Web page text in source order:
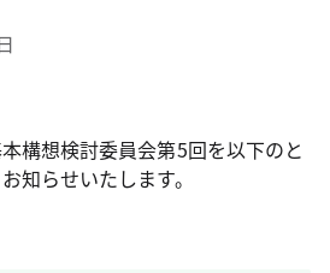
構想検討委員会第5回を以下のと
知らせいたします。